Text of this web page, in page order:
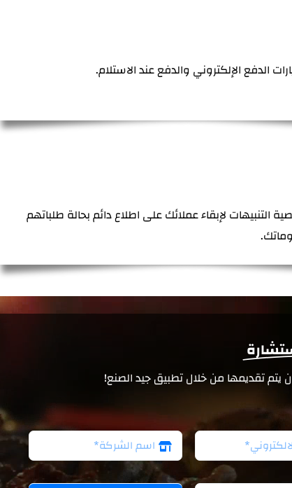
الدفع الإلكتروني والدفع عند الاستلام.
التنبيهات لإبقاء عملائك على اطلاع دائم بحالة طلباتهم
تقديمها من خلال تطبيق جيد الصنع!